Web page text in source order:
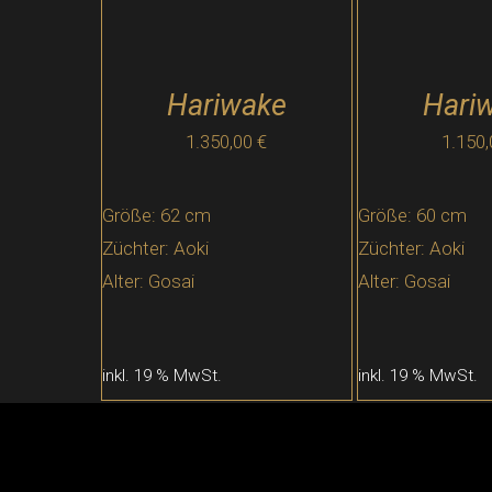
Hariwake
1.350,00€
Größe: 62 cm
Züchter: Aoki
Alter: Gosai
inkl. 19 % MwSt.
Größe: 60 cm
Züchter: Aoki
Alter: Gosai
inkl. 19 % MwSt.